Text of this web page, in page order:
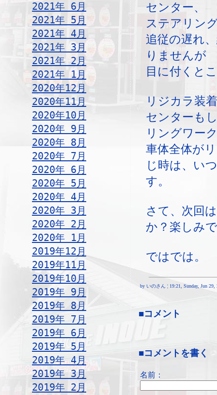
2021年 6月
2021年 5月
2021年 4月
2021年 3月
2021年 2月
2021年 1月
2020年12月
2020年11月
2020年10月
2020年 9月
2020年 8月
2020年 7月
2020年 6月
2020年 5月
2020年 4月
2020年 3月
2020年 2月
2020年 1月
2019年12月
2019年11月
2019年10月
2019年 9月
2019年 8月
2019年 7月
2019年 6月
2019年 5月
2019年 4月
2019年 3月
2019年 2月
センター、
ステアリン
追従の遅れ
りませんが
目に付くと
リジカラ装
センターも
リングワー
車体全体が
じ時は、い
す。
さて、次回
か？楽しみ
ではでは。
by いのさん ¦ 19:21, Sunday, Jun 29,
■コメント
■コメントを書く
名前：